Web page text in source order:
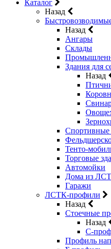
Каталог
Назад
Назад
Ангары
Склады
Здания для
Назад
Спортивные
Тенто-
Торговые
Автомойки
Дома из
Гаражи
ЛСТК-профили
Назад
Стоечные
Назад
C-
Профиль